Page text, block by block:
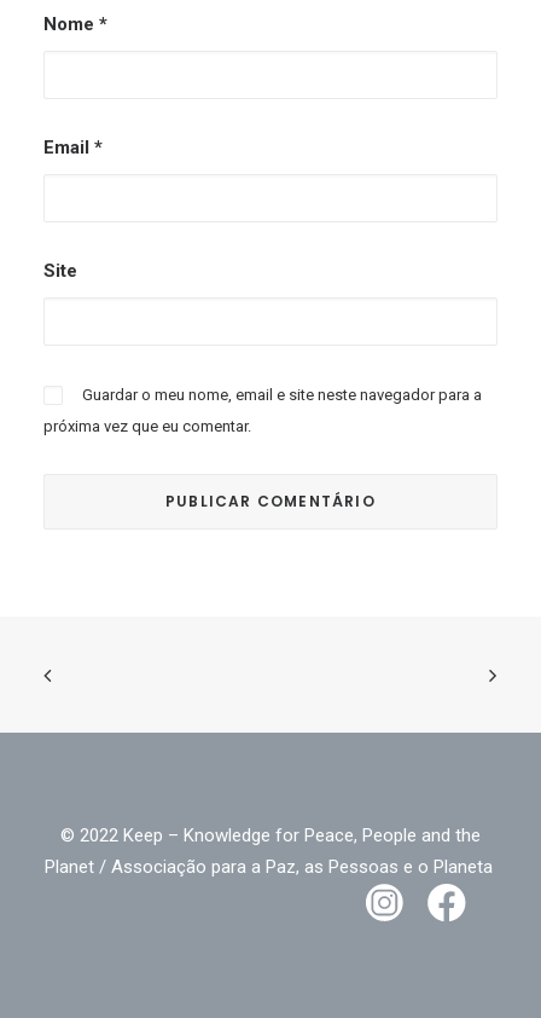
Nome *
Email *
Site
Guardar o meu nome, email e site neste navegador para a
próxima vez que eu comentar.
© 2022 Keep – Knowledge for Peace, People and the
Planet / Associação para a Paz, as Pessoas e o Planeta